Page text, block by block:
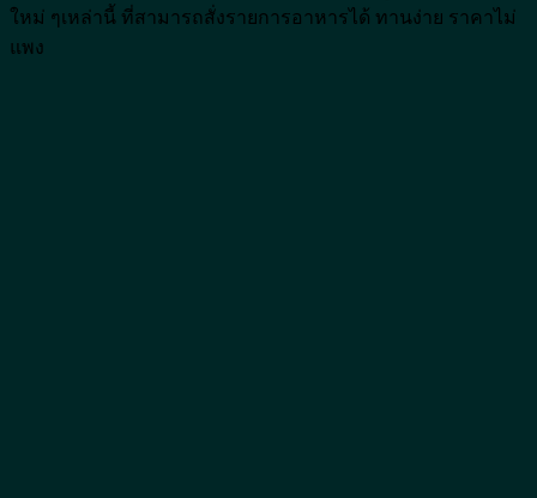
ใหม่ ๆเหล่านี้ ที่สามารถสั่งรายการอาหารได้ ทานง่าย ราคาไม่
แพง